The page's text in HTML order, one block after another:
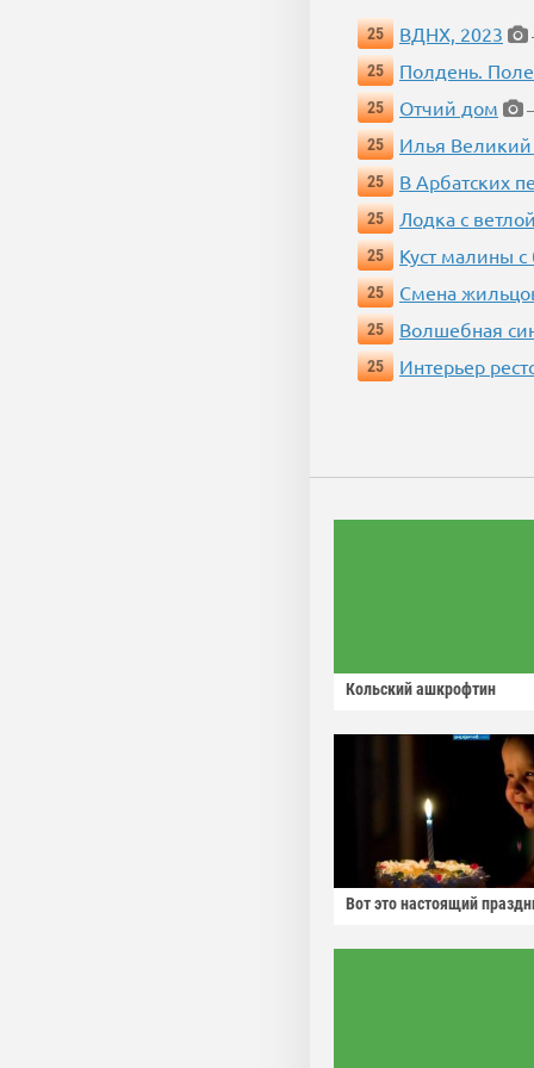
25 ВДНХ, 2023
25
Полдень.
25
Отчий дом
25
Илья Великий
25
В Арбатских
25
Лодка с ветлой
25
Куст малины
25
Смена
25
Волшебная
25
Интерьер
Кольский ашкрофтин
Вот это настоящий